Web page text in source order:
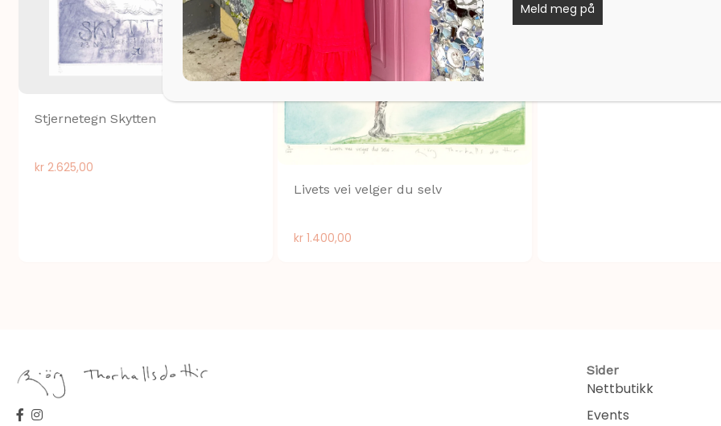
Stjernetegn Skytten
kr 2.625,00
Livets vei velger du selv
kr 1.400,00
kr1.400,00
Sider
Nettbutikk
Events
Meld meg på